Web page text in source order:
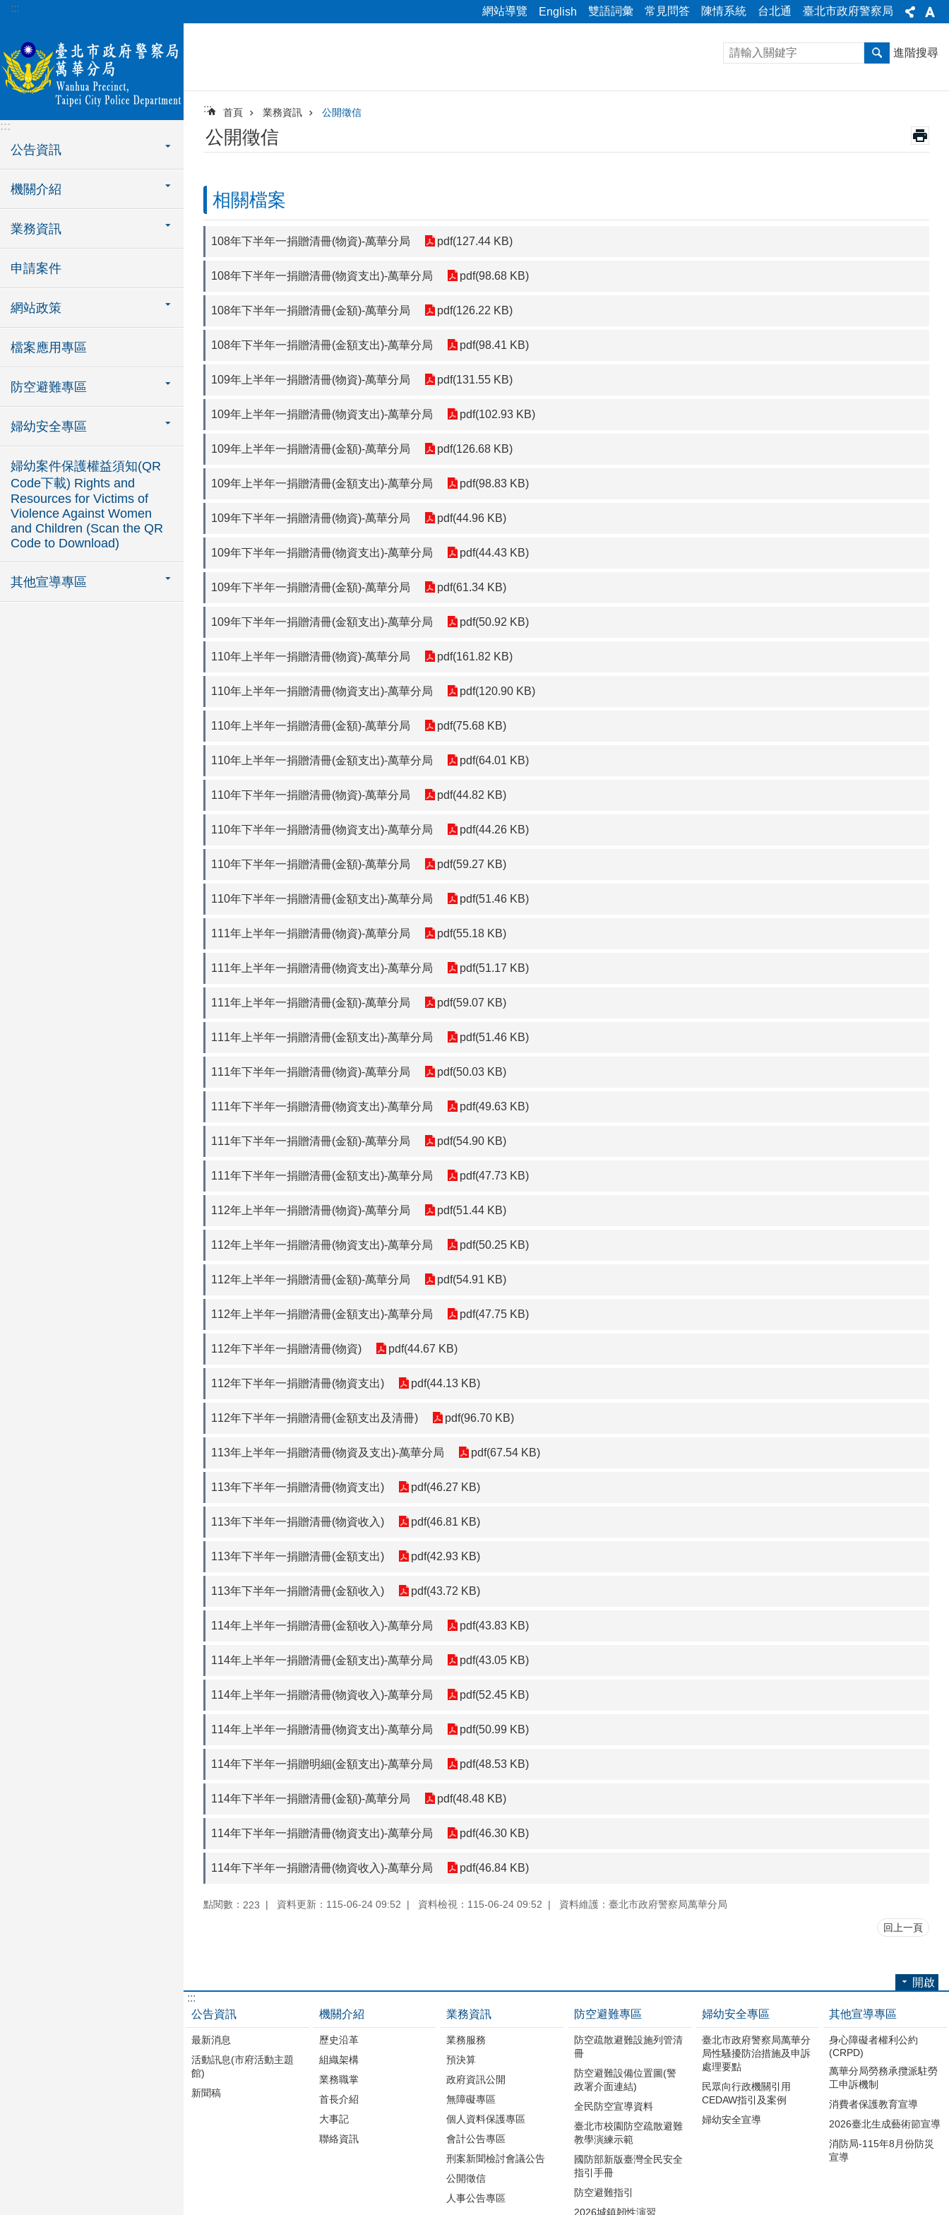
跳到主要內容區塊
::: 網站導覽 English 雙語詞彙 常見問答 陳情系統 台北通 臺北市政府警察局
:::
公告資訊
機關介紹
業務資訊
申請案件
網站政策
檔案應用專區
防空避難專區
婦幼安全專區
婦幼案件保護權益須知(QR
Code下載) Rights and
Resources for Victims of
Violence Against Women
and Children (Scan the QR
Code to Download)
其他宣導專區
進階搜尋
::: 首頁 業務資訊 公開徵信
公開徵信
相關檔案
108年下半年一捐贈清冊(物資)-萬華分局 pdf(127.44 KB)
108年下半年一捐贈清冊(物資支出)-萬華分局 pdf(98.68 KB)
108年下半年一捐贈清冊(金額)-萬華分局 pdf(126.22 KB)
108年下半年一捐贈清冊(金額支出)-萬華分局 pdf(98.41 KB)
109年上半年一捐贈清冊(物資)-萬華分局 pdf(131.55 KB)
109年上半年一捐贈清冊(物資支出)-萬華分局 pdf(102.93 KB)
109年上半年一捐贈清冊(金額)-萬華分局 pdf(126.68 KB)
109年上半年一捐贈清冊(金額支出)-萬華分局 pdf(98.83 KB)
109年下半年一捐贈清冊(物資)-萬華分局 pdf(44.96 KB)
109年下半年一捐贈清冊(物資支出)-萬華分局 pdf(44.43 KB)
109年下半年一捐贈清冊(金額)-萬華分局 pdf(61.34 KB)
109年下半年一捐贈清冊(金額支出)-萬華分局 pdf(50.92 KB)
110年上半年一捐贈清冊(物資)-萬華分局 pdf(161.82 KB)
110年上半年一捐贈清冊(物資支出)-萬華分局 pdf(120.90 KB)
110年上半年一捐贈清冊(金額)-萬華分局 pdf(75.68 KB)
110年上半年一捐贈清冊(金額支出)-萬華分局 pdf(64.01 KB)
110年下半年一捐贈清冊(物資)-萬華分局 pdf(44.82 KB)
110年下半年一捐贈清冊(物資支出)-萬華分局 pdf(44.26 KB)
110年下半年一捐贈清冊(金額)-萬華分局 pdf(59.27 KB)
110年下半年一捐贈清冊(金額支出)-萬華分局 pdf(51.46 KB)
111年上半年一捐贈清冊(物資)-萬華分局 pdf(55.18 KB)
111年上半年一捐贈清冊(物資支出)-萬華分局 pdf(51.17 KB)
111年上半年一捐贈清冊(金額)-萬華分局 pdf(59.07 KB)
111年上半年一捐贈清冊(金額支出)-萬華分局 pdf(51.46 KB)
111年下半年一捐贈清冊(物資)-萬華分局 pdf(50.03 KB)
111年下半年一捐贈清冊(物資支出)-萬華分局 pdf(49.63 KB)
111年下半年一捐贈清冊(金額)-萬華分局 pdf(54.90 KB)
111年下半年一捐贈清冊(金額支出)-萬華分局 pdf(47.73 KB)
112年上半年一捐贈清冊(物資)-萬華分局 pdf(51.44 KB)
112年上半年一捐贈清冊(物資支出)-萬華分局 pdf(50.25 KB)
112年上半年一捐贈清冊(金額)-萬華分局 pdf(54.91 KB)
112年上半年一捐贈清冊(金額支出)-萬華分局 pdf(47.75 KB)
112年下半年一捐贈清冊(物資) pdf(44.67 KB)
112年下半年一捐贈清冊(物資支出) pdf(44.13 KB)
112年下半年一捐贈清冊(金額支出及清冊) pdf(96.70 KB)
113年上半年一捐贈清冊(物資及支出)-萬華分局 pdf(67.54 KB)
113年下半年一捐贈清冊(物資支出) pdf(46.27 KB)
113年下半年一捐贈清冊(物資收入) pdf(46.81 KB)
113年下半年一捐贈清冊(金額支出) pdf(42.93 KB)
113年下半年一捐贈清冊(金額收入) pdf(43.72 KB)
114年上半年一捐贈清冊(金額收入)-萬華分局 pdf(43.83 KB)
114年上半年一捐贈清冊(金額支出)-萬華分局 pdf(43.05 KB)
114年上半年一捐贈清冊(物資收入)-萬華分局 pdf(52.45 KB)
114年上半年一捐贈清冊(物資支出)-萬華分局 pdf(50.99 KB)
114年下半年一捐贈明細(金額支出)-萬華分局 pdf(48.53 KB)
114年下半年一捐贈清冊(金額)-萬華分局 pdf(48.48 KB)
114年下半年一捐贈清冊(物資支出)-萬華分局 pdf(46.30 KB)
114年下半年一捐贈清冊(物資收入)-萬華分局 pdf(46.84 KB)
點閱數： 223 資料更新：115-06-24 09:52 資料檢視：115-06-24 09:52 資料維護：臺北市政府警察局萬華分局
回上一頁
開啟
:::
公告資訊
最新消息
活動訊息(市府活動主題
館)
新聞稿
機關介紹
歷史沿革
組織架構
業務職掌
首長介紹
大事記
聯絡資訊
業務資訊
業務服務
預決算
政府資訊公開
無障礙專區
個人資料保護專區
會計公告專區
刑案新聞檢討會議公告
公開徵信
人事公告專區
防空避難專區
防空疏散避難設施列管清
冊
防空避難設備位置圖(警
政署介面連結)
全民防空宣導資料
臺北市校園防空疏散避難
教學演練示範
國防部新版臺灣全民安全
指引手冊
防空避難指引
2026城鎮韌性演習
婦幼安全專區
臺北市政府警察局萬華分
局性騷擾防治措施及申訴
處理要點
民眾向行政機關引用
CEDAW指引及案例
婦幼安全宣導
其他宣導專區
身心障礙者權利公約
(CRPD)
萬華分局勞務承攬派駐勞
工申訴機制
消費者保護教育宣導
2026臺北生成藝術節宣導
消防局-115年8月份防災
宣導